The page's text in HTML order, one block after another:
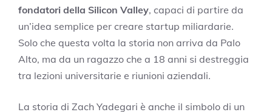
fondatori della Silicon Valley, capaci di partire da
un’idea semplice per creare startup miliardarie.
Solo che questa volta la storia non arriva da Palo
Alto, ma da un ragazzo che a 18 anni si destreggia
tra lezioni universitarie e riunioni aziendali.
La storia di Zach Yadegari è anche il simbolo di un